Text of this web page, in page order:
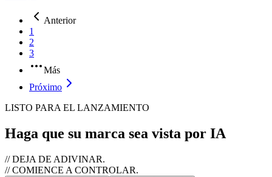
Anterior
1
2
3
Más
Próximo
LISTO PARA EL LANZAMIENTO
Haga que su marca sea vista por IA
// DEJA DE ADIVINAR.
// COMIENCE A CONTROLAR.